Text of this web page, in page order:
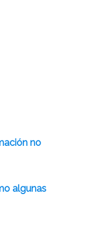
no
algunas